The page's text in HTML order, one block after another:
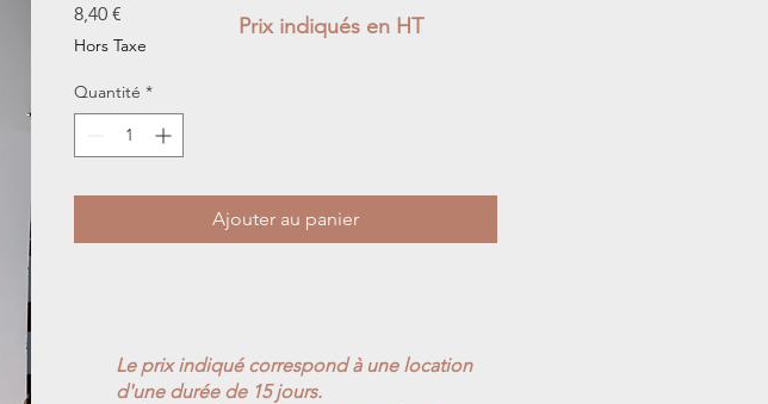
8,40 €
Hors Taxe
Quantité *
Ajouter au panier
Le prix indiqué correspond à une location
d'une durée de 15 jours.
Prix indiqués en HT